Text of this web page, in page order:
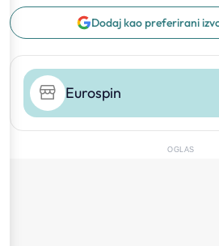
Dodaj kao preferirani
Eurospin
OGLAS